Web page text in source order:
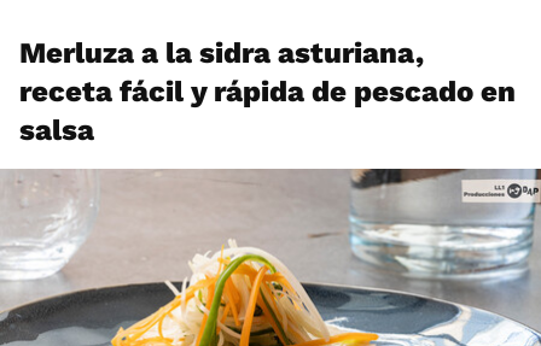
Merluza a la sidra asturiana,
receta fácil y rápida de pescado en
salsa